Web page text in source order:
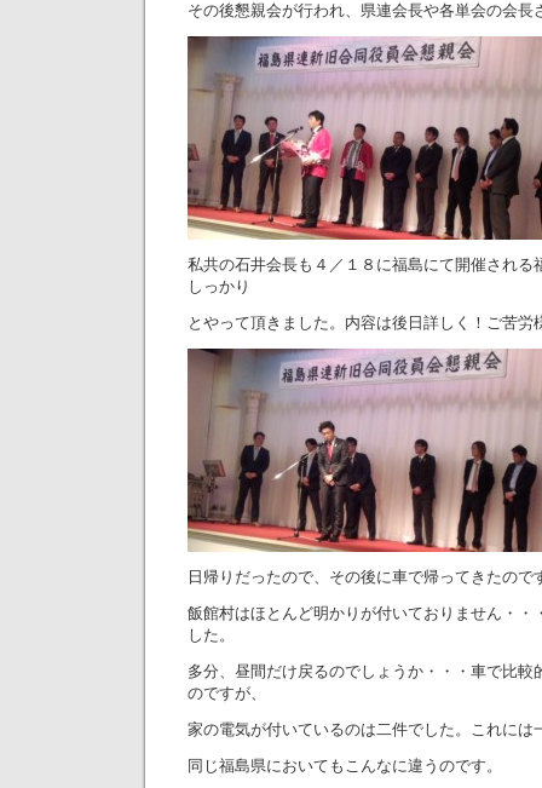
その後懇親会が行われ、県連会長や各単会の会長
私共の石井会長も４／１８に福島にて開催される
しっかり
とやって頂きました。内容は後日詳しく！ご苦労
日帰りだったので、その後に車で帰ってきたので
飯館村はほとんど明かりが付いておりません・・
した。
多分、昼間だけ戻るのでしょうか・・・車で比較
のですが、
家の電気が付いているのは二件でした。これには
同じ福島県においてもこんなに違うのです。